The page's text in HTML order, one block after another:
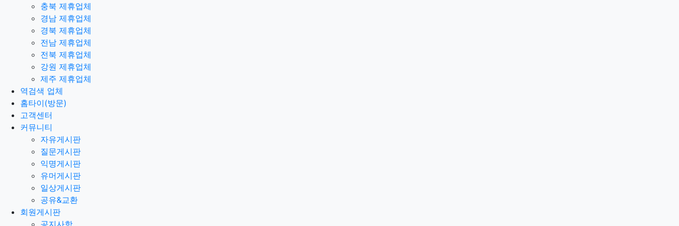
충북 제휴업체
경남 제휴업체
경북 제휴업체
전남 제휴업체
전북 제휴업체
강원 제휴업체
제주 제휴업체
역검색 업체
홈타이(방문)
고객센터
커뮤니티
자유게시판
질문게시판
익명게시판
유머게시판
일상게시판
공유&교환
회원게시판
공지사항